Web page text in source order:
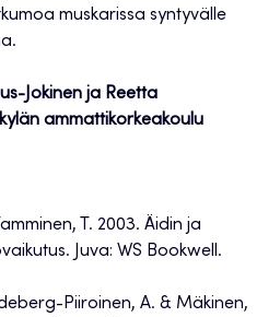
muskarissa syntyvälle
Jokinen ja Reetta
ammattikorkeakoulu
T. 2003. Äidin ja
Juva: WS Bookwell.
Piiroinen, A. & Mäkinen,